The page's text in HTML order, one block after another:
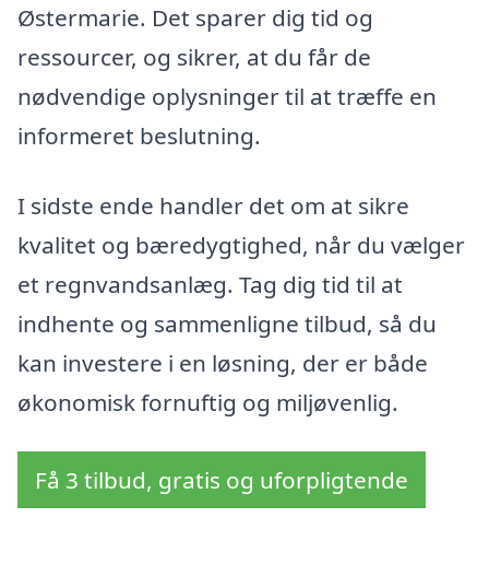
Østermarie. Det sparer dig tid og
ressourcer, og sikrer, at du får de
nødvendige oplysninger til at træffe en
informeret beslutning.
I sidste ende handler det om at sikre
kvalitet og bæredygtighed, når du vælger
et regnvandsanlæg. Tag dig tid til at
indhente og sammenligne tilbud, så du
kan investere i en løsning, der er både
økonomisk fornuftig og miljøvenlig.
Få 3 tilbud, gratis og uforpligtende